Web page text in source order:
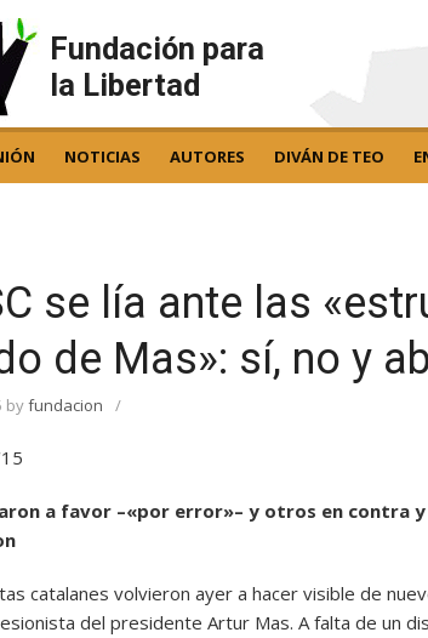
Fundación para
la Libertad
NOTICIAS AUTORES DIVÁN DE TEO
se lía ante las
de Mas»: sí, no y
byfundacion /
a favor –«por error»– y otros en contra
catalanes volvieron ayer a hacer visible de
del presidente Artur Mas. A falta de un